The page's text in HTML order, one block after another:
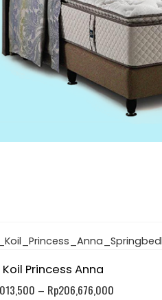
Koil Princess Anna
– Rp206,676,000